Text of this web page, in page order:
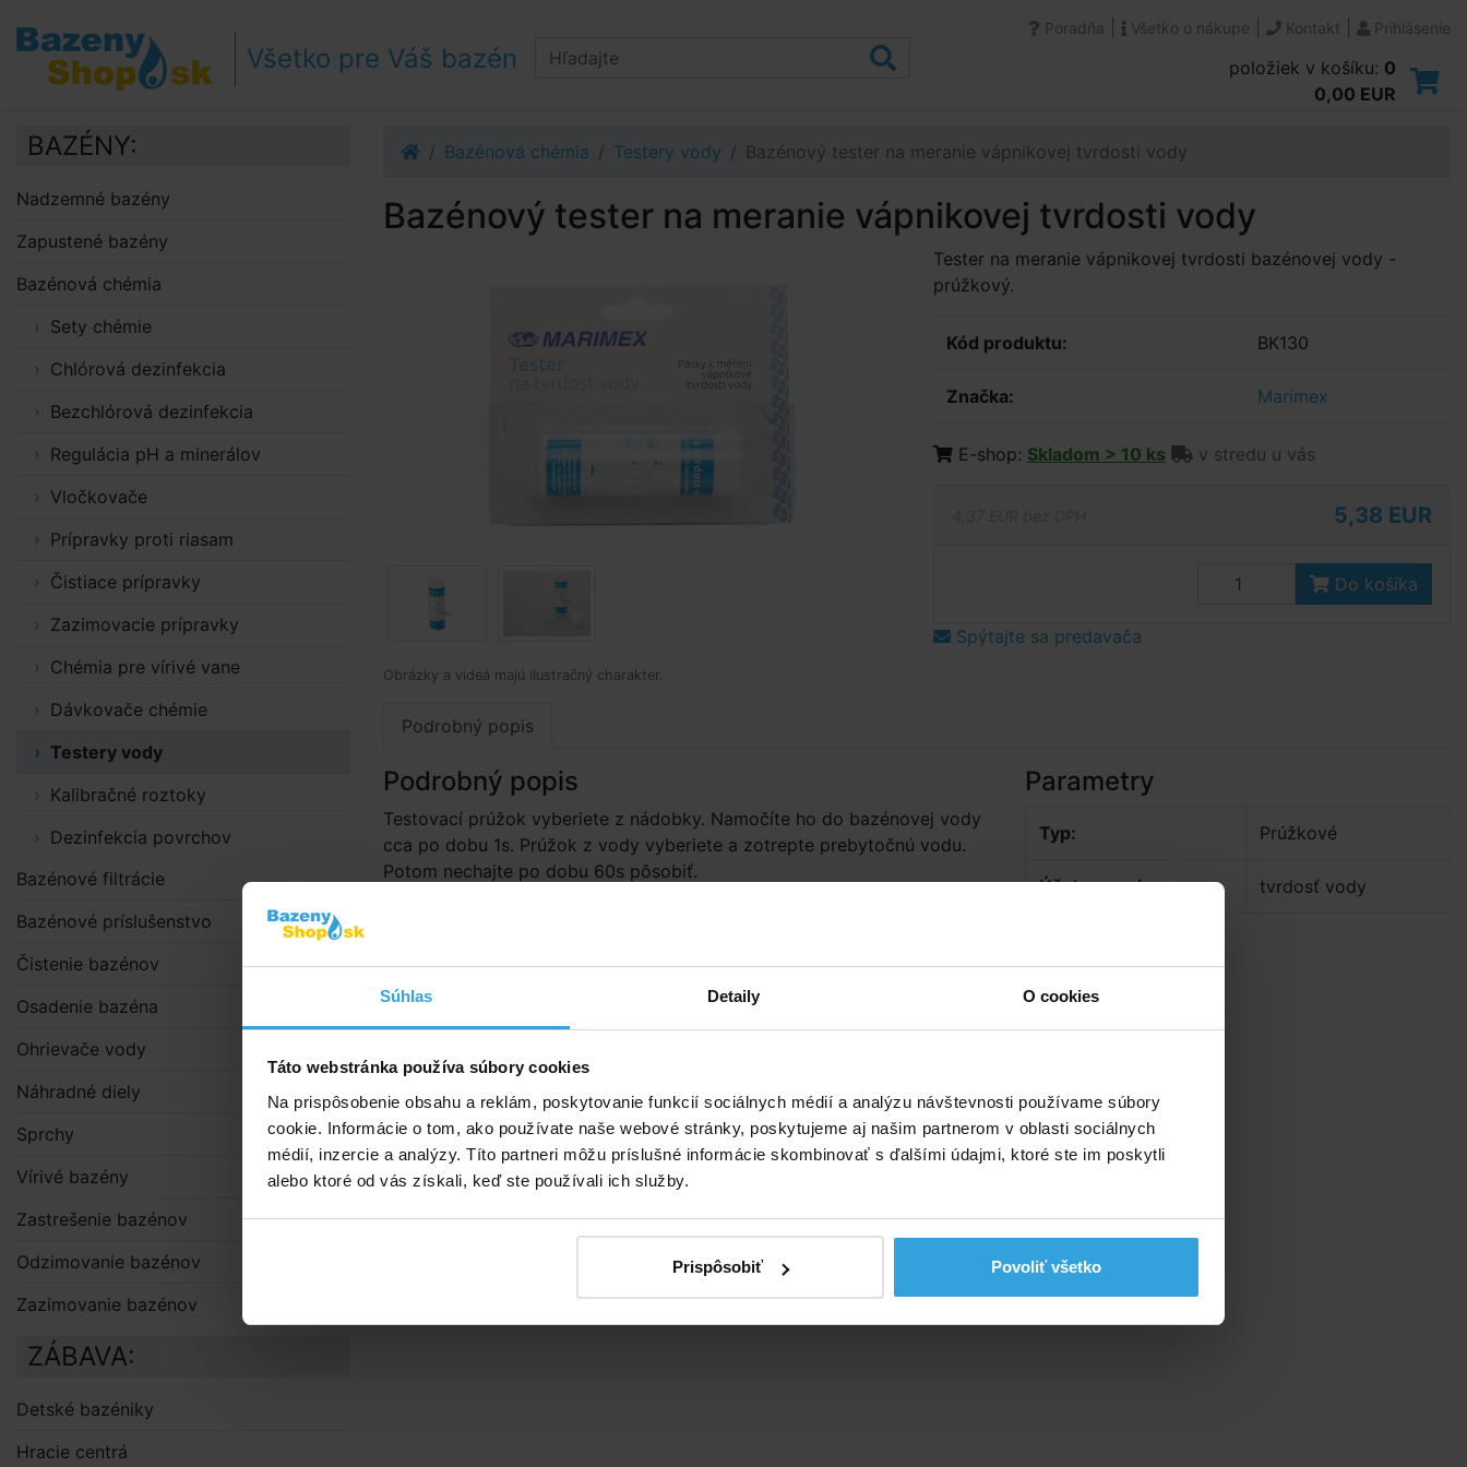
Súhlas Detaily O cookies
Táto webstránka používa súbory cookies
Na prispôsobenie obsahu a reklám, poskytovanie funkcií sociálnych médií a analýzu návštevnosti používame súbory
cookie. Informácie o tom, ako používate naše webové stránky, poskytujeme aj našim partnerom v oblasti sociálnych
médií, inzercie a analýzy. Títo partneri môžu príslušné informácie skombinovať s ďalšími údajmi, ktoré ste im poskytli
alebo ktoré od vás získali, keď ste používali ich služby.
Prispôsobiť Povoliť všetko
Prejsť na obsah
Prejsť k bočnému stĺpci
Klávesové skratky
Všetko pre Váš bazén
Poradňa Všetko o nákupe Kontakt Prihlásenie
položiek v košíku: 0
0,00 EUR
Bazénová chémia Testery vody Bazénový tester na meranie vápnikovej tvrdosti vody
Bazénový tester na meranie vápnikovej tvrdosti vody
Obrázky a videá majú ilustračný charakter.
Tester na meranie vápnikovej tvrdosti bazénovej vody -
prúžkový.
Kód produktu: BK130
Značka: Marimex
E-shop: Skladom > 10 ks v stredu u vás
5,38 EUR
Do košíka
Spýtajte sa predavača
Podrobný popis
Podrobný popis
Testovací prúžok vyberiete z nádobky. Namočíte ho do bazénovej vody
cca po dobu 1s. Prúžok z vody vyberiete a zotrepte prebytočnú vodu.
Potom nechajte po dobu 60s pôsobiť.
1 balenie obsahuje 10ks testovacích prúžkov na 10 meraní.
Parametry
Typ: Prúžkové
Účel merania: tvrdosť vody
BAZÉNY:
Nadzemné bazény
Zapustené bazény
Bazénová chémia
Sety chémie
Chlórová dezinfekcia
Bezchlórová dezinfekcia
Regulácia pH a minerálov
Vločkovače
Prípravky proti riasam
Čistiace prípravky
Zazimovacie prípravky
Chémia pre vírivé vane
Dávkovače chémie
Testery vody
Kalibračné roztoky
Dezinfekcia povrchov
Bazénové filtrácie
Bazénové príslušenstvo
Čistenie bazénov
Osadenie bazéna
Ohrievače vody
Náhradné diely
Sprchy
Vírivé bazény
Zastrešenie bazénov
Odzimovanie bazénov
Zazimovanie bazénov
ZÁBAVA:
Detské bazéniky
Hracie centrá